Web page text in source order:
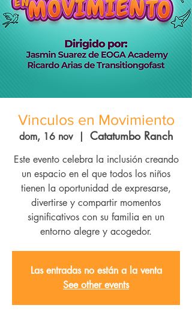
Vinculos en Movimiento
dom, 16 nov
  |
Catatumbo Ranch
Este evento celebra la inclusión creando
un espacio en el que todos los niños
tienen la oportunidad de expresarse,
divertirse y compartir momentos
significativos con su familia en un
entorno alegre y acogedor.
Las entradas no están a la venta
See other events